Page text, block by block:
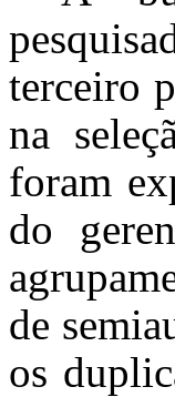
terceiro
na
foram
do
de
os